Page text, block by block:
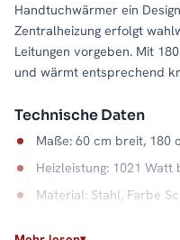
Handtuchwärmer ein
Zentralheizung erfolgt
Leitungen vorgeben. Mit
und wärmt entsprechend
Technische Daten
Maße: 60 cm breit, 180
Heizleistung: 1021
Material: Stahl, Farbe